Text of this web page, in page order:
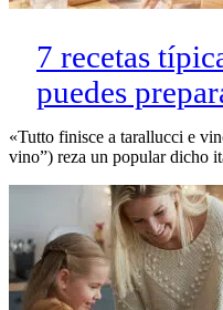
7 recetas
puedes
«Tutto finisce a tarallucci e
vino”) reza un popular dicho